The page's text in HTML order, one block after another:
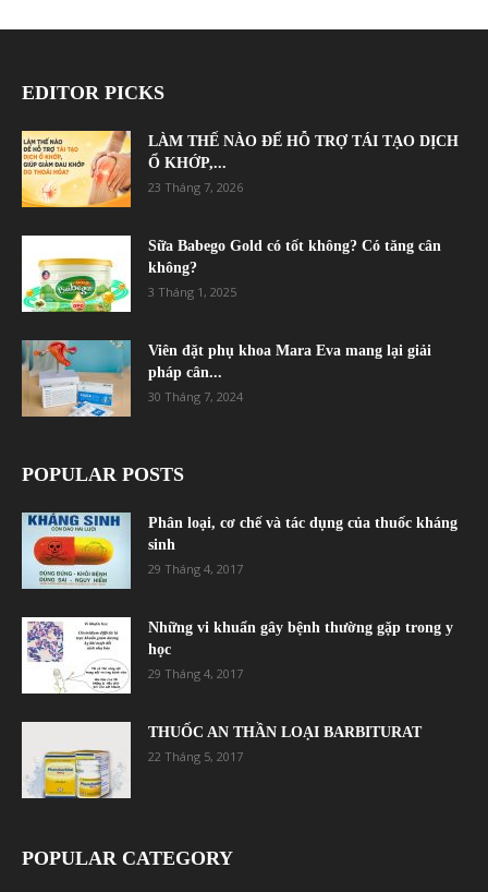
EDITOR PICKS
LÀM THẾ NÀO ĐỂ HỖ TRỢ TÁI TẠO DỊCH
Ổ KHỚP,...
23 Tháng 7, 2026
Sữa Babego Gold có tốt không? Có tăng cân
không?
3 Tháng 1, 2025
Viên đặt phụ khoa Mara Eva mang lại giải
pháp cân...
30 Tháng 7, 2024
POPULAR POSTS
Phân loại, cơ chế và tác dụng của thuốc kháng
sinh
29 Tháng 4, 2017
Những vi khuẩn gây bệnh thường gặp trong y
học
29 Tháng 4, 2017
THUỐC AN THẦN LOẠI BARBITURAT
22 Tháng 5, 2017
POPULAR CATEGORY